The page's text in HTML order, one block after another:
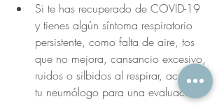
Si te has recuperado de COVID-19
y tienes algún síntoma respiratorio
persistente, como falta de aire, tos
que no mejora, cansancio excesivo,
ruidos o silbidos al respirar, acude a
tu neumólogo para una evaluación